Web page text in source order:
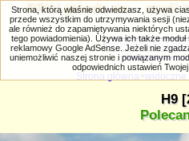
PRIV.gtlodz.eu - czyli
Wyszukiwanie
Strona główna widoczne
H9
Strona, którą właśnie odwiedzasz, używa
przede wszystkim do utrzymywania sesji
ale również do zapamiętywania niektórych
tego powiadomienia). Używa ich także
reklamowy Google AdSense. Jeżeli nie
uniemożliwić naszej stronie i powiązanym
odpowiednich ustawień